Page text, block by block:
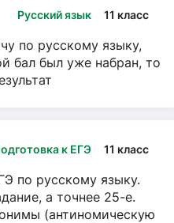
Русский язык 11 класс
по русскому языку,
бал был уже набран, то
к ЕГЭ 11 класс
по русскому языку.
а точнее 25-е.
(антиномическую